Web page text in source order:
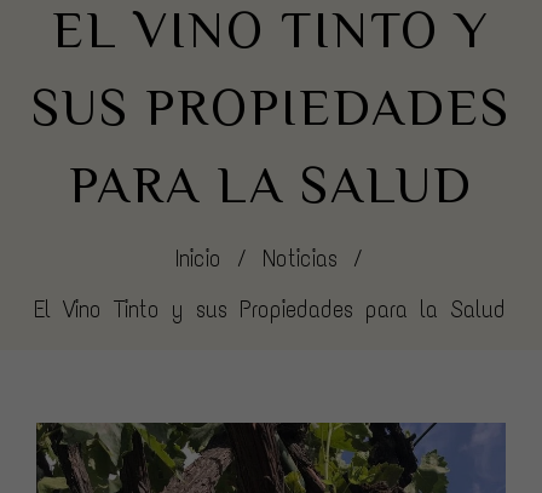
EL VINO TINTO Y
SUS PROPIEDADES
PARA LA SALUD
Inicio / Noticias
/
El Vino Tinto y sus Propiedades para la Salud